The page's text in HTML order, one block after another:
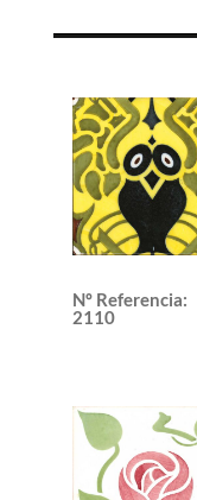
Nº Referencia:
2110